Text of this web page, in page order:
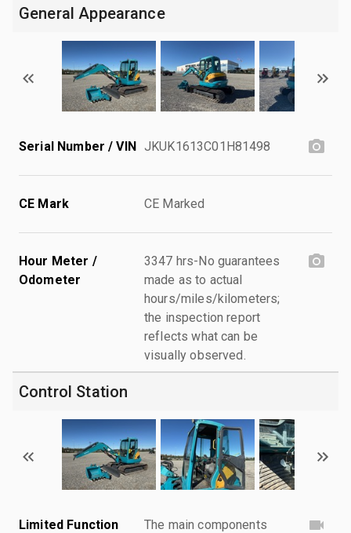
General Appearance
Serial Number / VIN JKUK1613C01H81498
CE Mark CE Marked
Hour Meter /
Odometer
3347 hrs-No guarantees
made as to actual
hours/miles/kilometers;
the inspection report
reflects what can be
visually observed.
Control Station
Limited Function
The main components